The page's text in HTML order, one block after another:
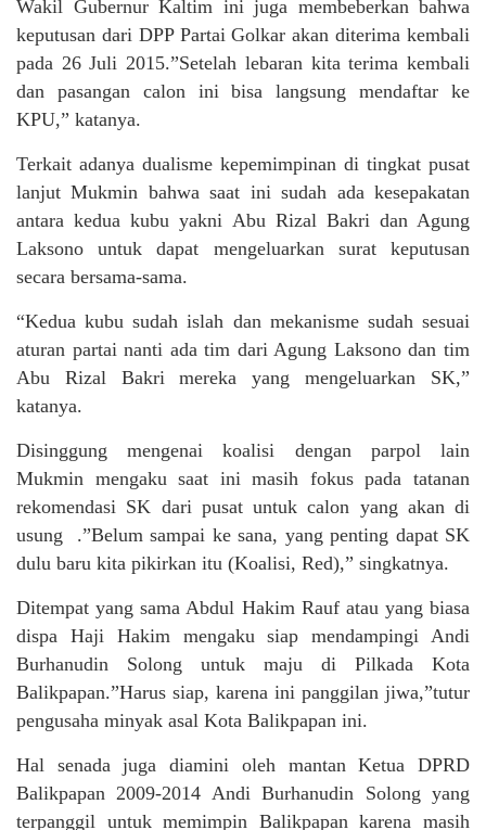
Wakil Gubernur Kaltim ini juga membeberkan bahwa
keputusan dari DPP Partai Golkar akan diterima kembali
pada 26 Juli 2015.”Setelah lebaran kita terima kembali
dan pasangan calon ini bisa langsung mendaftar ke
KPU,” katanya.
Terkait adanya dualisme kepemimpinan di tingkat pusat
lanjut Mukmin bahwa saat ini sudah ada kesepakatan
antara kedua kubu yakni Abu Rizal Bakri dan Agung
Laksono untuk dapat mengeluarkan surat keputusan
secara bersama-sama.
“Kedua kubu sudah islah dan mekanisme sudah sesuai
aturan partai nanti ada tim dari Agung Laksono dan tim
Abu Rizal Bakri mereka yang mengeluarkan SK,”
katanya.
Disinggung mengenai koalisi dengan parpol lain
Mukmin mengaku saat ini masih fokus pada tatanan
rekomendasi SK dari pusat untuk calon yang akan di
usung .”Belum sampai ke sana, yang penting dapat SK
dulu baru kita pikirkan itu (Koalisi, Red),” singkatnya.
Ditempat yang sama Abdul Hakim Rauf atau yang biasa
dispa Haji Hakim mengaku siap mendampingi Andi
Burhanudin Solong untuk maju di Pilkada Kota
Balikpapan.”Harus siap, karena ini panggilan jiwa,”tutur
pengusaha minyak asal Kota Balikpapan ini.
Hal senada juga diamini oleh mantan Ketua DPRD
Balikpapan 2009-2014 Andi Burhanudin Solong yang
terpanggil untuk memimpin Balikpapan karena masih